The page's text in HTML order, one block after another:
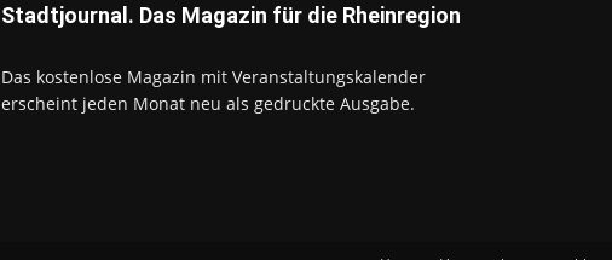
Stadtjournal. Das Magazin für die Rheinregion
Das kostenlose Magazin mit Veranstaltungskalender
erscheint jeden Monat neu als gedruckte Ausgabe.